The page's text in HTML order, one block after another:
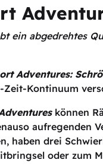
ein abgedrehtes
Adventures:
Zeit-Kontinuum
können
aufregenden
haben drei
oder zum